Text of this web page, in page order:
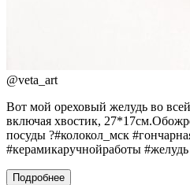
@veta_art
Вот мой ореховый желудь во
включая хвостик,
посуды ?#колокол_мск
#керамикаручнойработы
Подробнее